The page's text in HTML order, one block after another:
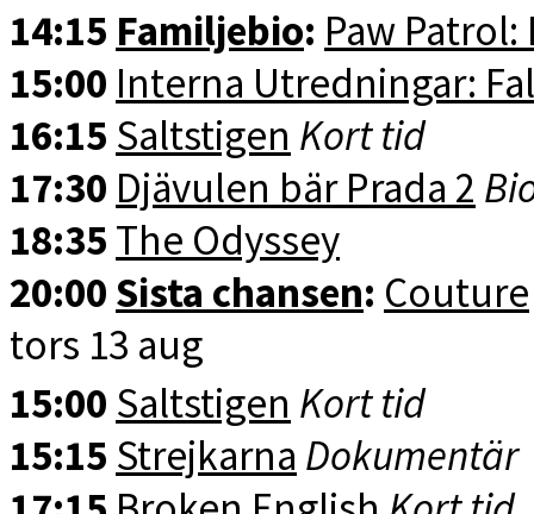
14:15 Familjebio: Paw
15:00 Interna Utredningar:
16:15 Saltstigen Kort tid
17:30 Djävulen bär Prada 2
18:35 The Odyssey
20:00 Sista chansen: Couture
tors 13 aug
15:00 Saltstigen Kort tid
15:15 Strejkarna Dokumentär